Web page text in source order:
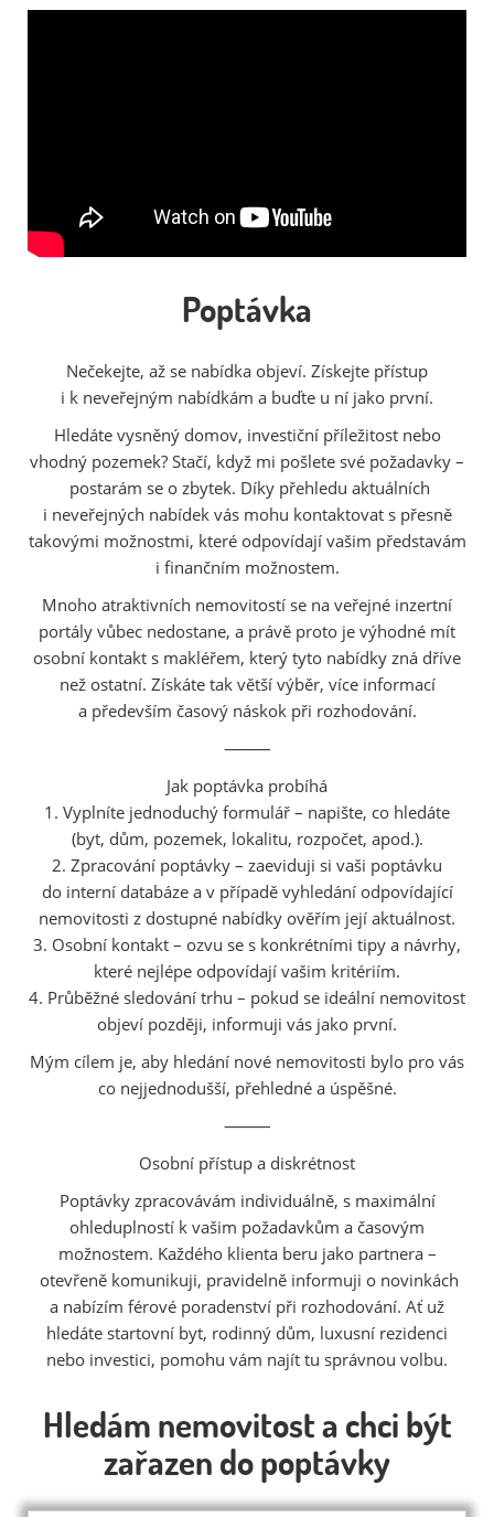
Poptávka
Nečekejte, až se nabídka objeví. Získejte přístup
i k neveřejným nabídkám a buďte u ní jako první.
Hledáte vysněný domov, investiční příležitost nebo
vhodný pozemek? Stačí, když mi pošlete své požadavky –
postarám se o zbytek. Díky přehledu aktuálních
i neveřejných nabídek vás mohu kontaktovat s přesně
takovými možnostmi, které odpovídají vašim představám
i finančním možnostem.
Mnoho atraktivních nemovitostí se na veřejné inzertní
portály vůbec nedostane, a právě proto je výhodné mít
osobní kontakt s makléřem, který tyto nabídky zná dříve
než ostatní. Získáte tak větší výběr, více informací
a především časový náskok při rozhodování.
⸻
Jak poptávka probíhá
1. Vyplníte jednoduchý formulář – napište, co hledáte
(byt, dům, pozemek, lokalitu, rozpočet, apod.).
2. Zpracování poptávky – zaeviduji si vaši poptávku
do interní databáze a v případě vyhledání odpovídající
nemovitosti z dostupné nabídky ověřím její aktuálnost.
3. Osobní kontakt – ozvu se s konkrétními tipy a návrhy,
které nejlépe odpovídají vašim kritériím.
4. Průběžné sledování trhu – pokud se ideální nemovitost
objeví později, informuji vás jako první.
Mým cílem je, aby hledání nové nemovitosti bylo pro vás
co nejjednodušší, přehledné a úspěšné.
⸻
Osobní přístup a diskrétnost
Poptávky zpracovávám individuálně, s maximální
ohleduplností k vašim požadavkům a časovým
možnostem. Každého klienta beru jako partnera –
otevřeně komunikuji, pravidelně informuji o novinkách
a nabízím férové poradenství při rozhodování. Ať už
hledáte startovní byt, rodinný dům, luxusní rezidenci
nebo investici, pomohu vám najít tu správnou volbu.
Hledám nemovitost a chci být
zařazen do poptávky